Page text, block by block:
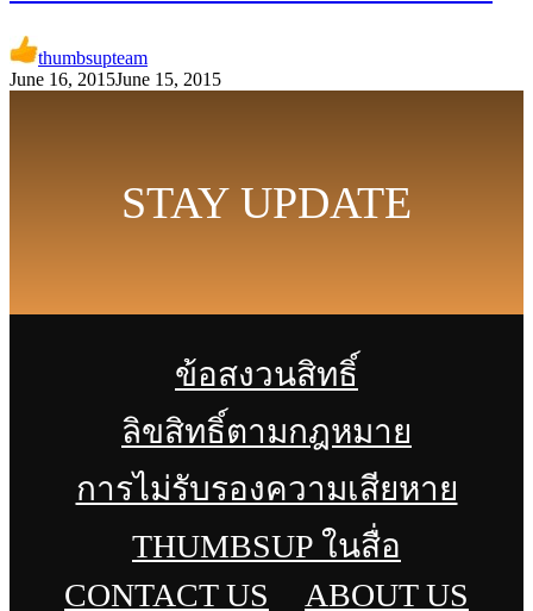
thumbsupteam
June 16, 2015June 15, 2015
STAY UPDATE
ข้อสงวนสิทธิ์
ลิขสิทธิ์ตามกฎหมาย
การไม่รับรองความเสียหาย
THUMBSUP ในสื่อ
CONTACT US
ABOUT US